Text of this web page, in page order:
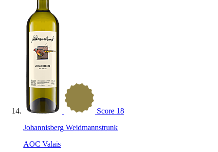
Score 18
Johannisberg Weidmannstrunk
AOC Valais